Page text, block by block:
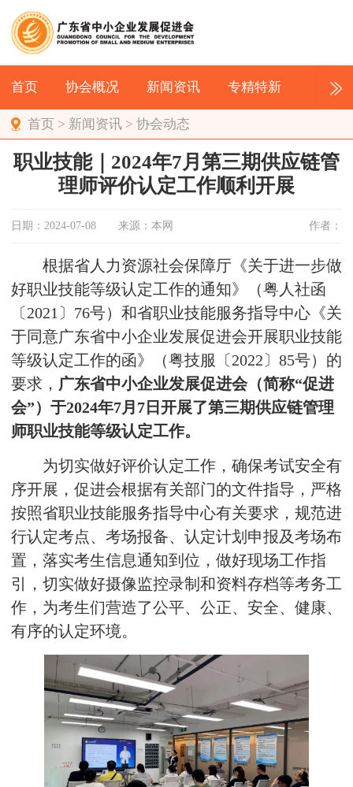
首页 协会概况 新闻资讯 专精特新
首页 > 新闻资讯 > 协会动态
职业技能｜2024年7月第三期供应链管
理师评价认定工作顺利开展
日期：2024-07-08 来源：本网 作者：
根据省人力资源社会保障厅《关于进一步做
好职业技能等级认定工作的通知》（粤人社函
〔2021〕76号）和省职业技能服务指导中心《关
于同意广东省中小企业发展促进会开展职业技能
等级认定工作的函》（粤技服〔2022〕85号）的
要求， 广东省中小企业发展促进会（简称“促进
会”）于2024年7月7日开展了第三期供应链管理
师职业技能等级认定工作。
为切实做好评价认定工作，确保考试安全有
序开展，促进会根据有关部门的文件指导，严格
按照省职业技能服务指导中心有关要求，规范进
行认定考点、考场报备、认定计划申报及考场布
置，落实考生信息通知到位，做好现场工作指
引，切实做好摄像监控录制和资料存档等考务工
作，为考生们营造了公平、公正、安全、健康、
有序的认定环境。